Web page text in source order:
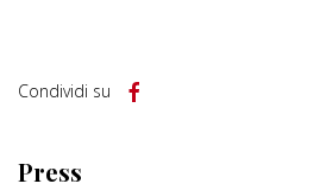
Condividi su
Press